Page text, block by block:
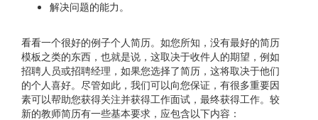
解决问题的能力。
看看一个很好的例子个人简历。如您所知，没有最好的简历
模板之类的东西，也就是说，这取决于收件人的期望，例如
招聘人员或招聘经理，如果您选择了简历，这将取决于他们
的个人喜好。尽管如此，我们可以向您保证，有很多重要因
素可以帮助您获得关注并获得工作面试，最终获得工作。较
新的教师简历有一些基本要求，应包含以下内容：